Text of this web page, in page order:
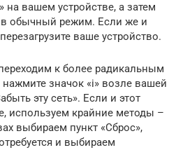
на вашем устройстве, а затем
в обычный режим. Если же и
ваше устройство.
к более радикальным
значок «i» возле вашей
эту сеть». Если и этот
используем крайние методы –
выбираем пункт «Сброс»,
и выбираем